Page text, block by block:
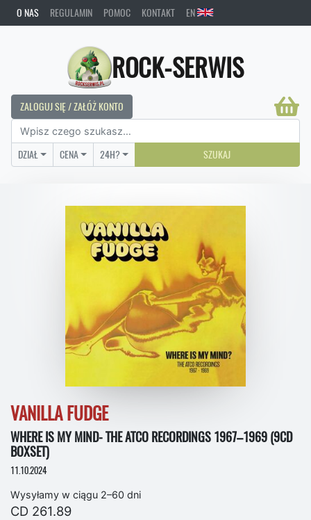
O NAS REGULAMIN POMOC KONTAKT EN
ROCK-SERWIS
ZALOGUJ SIĘ / ZAŁÓŻ KONTO
DZIAŁ CENA 24H? SZUKAJ
VANILLA FUDGE
WHERE IS MY MIND- THE ATCO RECORDINGS 1967–1969 (9CD
BOXSET)
11.10.2024
Wysyłamy w ciągu 2–60 dni
CD 261.89